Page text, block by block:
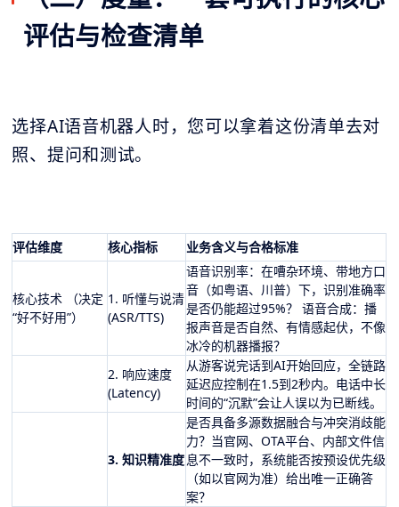
评估与检查清单
选择AI语音机器人时，您可以拿着这份清单去对
照、提问和测试。
评估维度 核心指标 业务含义与合格标准
核心技术 （决定
“好不好用”）
1. 听懂与说清
(ASR/TTS)
语音识别率：在嘈杂环境、带地方口
音（如粤语、川普）下，识别准确率
是否仍能超过95%？ 语音合成：播
报声音是否自然、有情感起伏，不像
冰冷的机器播报？
2. 响应速度
(Latency)
从游客说完话到AI开始回应，全链路
延迟应控制在1.5到2秒内。电话中长
时间的“沉默”会让人误以为已断线。
3. 知识精准度
是否具备多源数据融合与冲突消歧能
力？当官网、OTA平台、内部文件信
息不一致时，系统能否按预设优先级
（如以官网为准）给出唯一正确答
案？